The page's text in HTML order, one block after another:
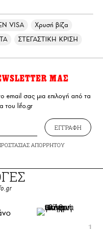
VISA
Χρυσή βίζα
ΣΤΕΓΑΣΤΙΚΗ ΚΡΙΣΗ
ΜΑΣ
email σας μια επιλογή από τα
του lifo.gr
ΕΓΓΡΑΦΗ
ΑΠΟΡΡΗΤΟΥ